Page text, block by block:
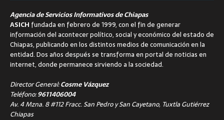
Agencia de Servicios Informativos de Chiapas
ASICH fundada en febrero de 1999, con el fin de generar
información del acontecer político, social y económico del estado de
Chiapas, publicando en los distintos medios de comunicación en la
entidad. Dos años después se transforma en portal de noticias en
internet, donde permanece sirviendo a la sociedad.
Director General:Cosme Vázquez
Teléfono:9611406004
Av. 4 Mzna. 8 #112 Fracc. San Pedro y San Cayetano, Tuxtla Gutiérrez
Chiapas